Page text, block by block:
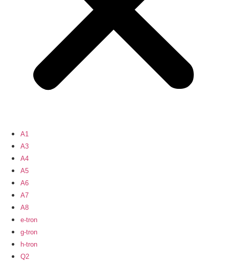
A1
A3
A4
A5
A6
A7
A8
e-tron
g-tron
h-tron
Q2